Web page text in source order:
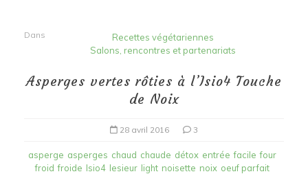
Dans
Recettes végétariennes
Salons, rencontres et partenariats
Asperges vertes rôties à l’Isio4 Touche
de Noix
28 avril 2016 3
asperge asperges chaud chaude détox entrée facile four
froid froide Isio4 lesieur light noisette noix oeuf parfait